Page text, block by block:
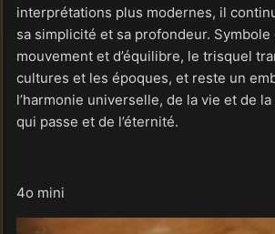
interprétations plus modernes, il
sa simplicité et sa profondeur. Symbole
mouvement et d’équilibre, le trisquel
cultures et les époques, et reste un
l’harmonie universelle, de la vie et de
qui passe et de l’éternité.
4o mini